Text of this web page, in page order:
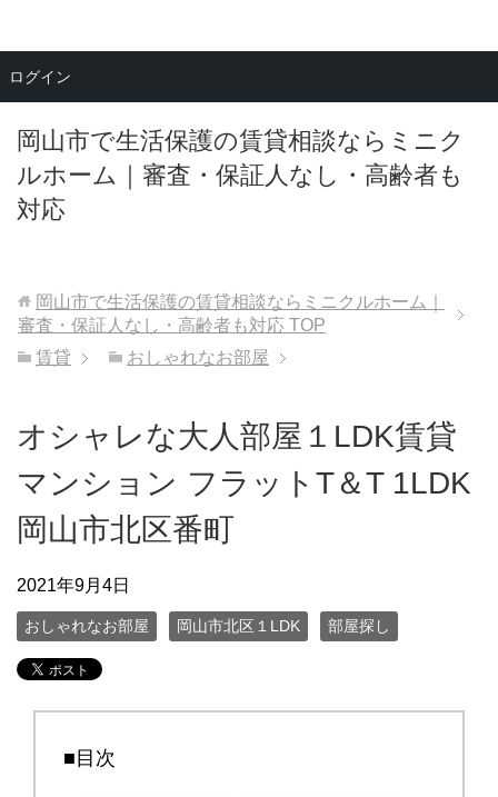
岡山市で生活保護の賃貸相談ならミニク
ルホーム｜審査・保証人なし・高齢者も
対応
メニュー
岡山市で生活保護の賃貸相談ならミニクルホーム｜
審査・保証人なし・高齢者も対応 TOP
賃貸
おしゃれなお部屋
オシャレな大人部屋１LDK賃貸
マンション フラットT＆T 1LDK
岡山市北区番町
2021年9月4日
おしゃれなお部屋 岡山市北区１LDK 部屋探し
■目次
ログイン